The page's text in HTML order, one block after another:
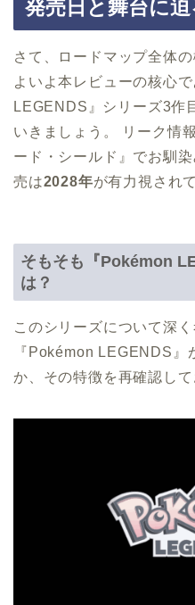
発売日と舞台に迫
さて、ロードマップ全体
よいよ本レビューの核心
LEGENDS』シリーズ3作
いきましょう。 リーク情
ード・シールド』でお馴染
売は2028年が有力視され
そもそも『Pokémon
は？
このシリーズについて深
『Pokémon LEGENDS』
か、その特徴を再確認して